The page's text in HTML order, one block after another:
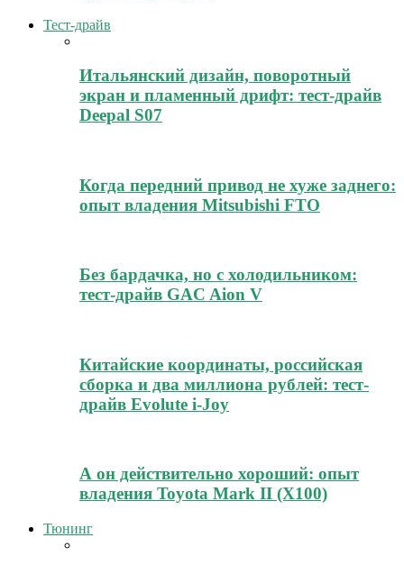
Тест-драйв
Итальянский дизайн, поворотный
экран и пламенный дрифт: тест-драйв
Deepal S07
Когда передний привод не хуже заднего:
опыт владения Mitsubishi FTO
Без бардачка, но с холодильником:
тест-драйв GAC Aion V
Китайские координаты, российская
сборка и два миллиона рублей: тест-
драйв Evolute i-Joy
А он действительно хороший: опыт
владения Toyota Mark II (Х100)
Тюнинг